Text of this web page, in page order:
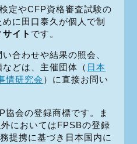
定やCFP資格審査試験の
に田口泰久が個人で制
イト です。
合わせや結果の照会、
どは、主催団体（ 日本
情研究会 ）に直接お問い
協会の登録商標です。ま
においてはFPSBの登録
提携に基づき日本国内に